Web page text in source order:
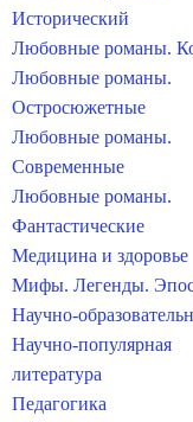
Исторический
Любовные романы.
Любовные романы.
Остросюжетные
Любовные романы.
Современные
Любовные романы.
Фантастические
Медицина и здоровье
Мифы. Легенды.
Научно-
Научно-популярная
литература
Педагогика